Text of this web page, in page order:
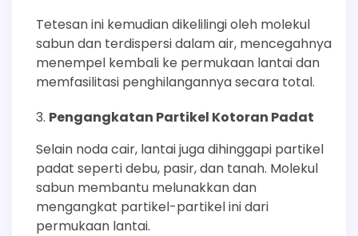
Tetesan ini kemudian dikelilingi oleh molekul
sabun dan terdispersi dalam air, mencegahnya
menempel kembali ke permukaan lantai dan
memfasilitasi penghilangannya secara total.
Pengangkatan Partikel Kotoran Padat
Selain noda cair, lantai juga dihinggapi partikel
padat seperti debu, pasir, dan tanah. Molekul
sabun membantu melunakkan dan
mengangkat partikel-partikel ini dari
permukaan lantai.